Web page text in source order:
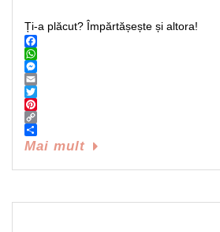
Ți-a plăcut? Împărtășește și altora!
Facebook
WhatsApp
Messenger
Email
Twitter
Pinterest
Copy
Link
Share
Mai mult